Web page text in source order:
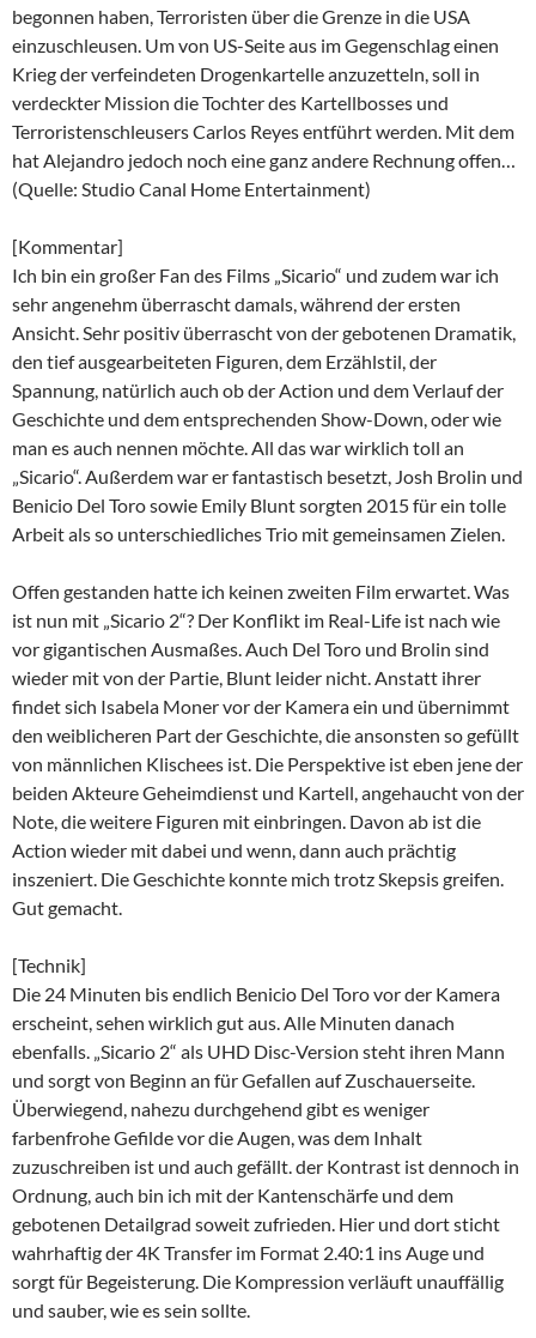
begonnen haben, Terroristen über die Grenze in die USA
einzuschleusen. Um von US-Seite aus im Gegenschlag einen
Krieg der verfeindeten Drogenkartelle anzuzetteln, soll in
verdeckter Mission die Tochter des Kartellbosses und
Terroristenschleusers Carlos Reyes entführt werden. Mit dem
hat Alejandro jedoch noch eine ganz andere Rechnung offen…
(Quelle: Studio Canal Home Entertainment)
[Kommentar]
Ich bin ein großer Fan des Films „Sicario“ und zudem war ich
sehr angenehm überrascht damals, während der ersten
Ansicht. Sehr positiv überrascht von der gebotenen Dramatik,
den tief ausgearbeiteten Figuren, dem Erzählstil, der
Spannung, natürlich auch ob der Action und dem Verlauf der
Geschichte und dem entsprechenden Show-Down, oder wie
man es auch nennen möchte. All das war wirklich toll an
„Sicario“. Außerdem war er fantastisch besetzt, Josh Brolin und
Benicio Del Toro sowie Emily Blunt sorgten 2015 für ein tolle
Arbeit als so unterschiedliches Trio mit gemeinsamen Zielen.
Offen gestanden hatte ich keinen zweiten Film erwartet. Was
ist nun mit „Sicario 2“? Der Konflikt im Real-Life ist nach wie
vor gigantischen Ausmaßes. Auch Del Toro und Brolin sind
wieder mit von der Partie, Blunt leider nicht. Anstatt ihrer
findet sich Isabela Moner vor der Kamera ein und übernimmt
den weiblicheren Part der Geschichte, die ansonsten so gefüllt
von männlichen Klischees ist. Die Perspektive ist eben jene der
beiden Akteure Geheimdienst und Kartell, angehaucht von der
Note, die weitere Figuren mit einbringen. Davon ab ist die
Action wieder mit dabei und wenn, dann auch prächtig
inszeniert. Die Geschichte konnte mich trotz Skepsis greifen.
Gut gemacht.
[Technik]
Die 24 Minuten bis endlich Benicio Del Toro vor der Kamera
erscheint, sehen wirklich gut aus. Alle Minuten danach
ebenfalls. „Sicario 2“ als UHD Disc-Version steht ihren Mann
und sorgt von Beginn an für Gefallen auf Zuschauerseite.
Überwiegend, nahezu durchgehend gibt es weniger
farbenfrohe Gefilde vor die Augen, was dem Inhalt
zuzuschreiben ist und auch gefällt. der Kontrast ist dennoch in
Ordnung, auch bin ich mit der Kantenschärfe und dem
gebotenen Detailgrad soweit zufrieden. Hier und dort sticht
wahrhaftig der 4K Transfer im Format 2.40:1 ins Auge und
sorgt für Begeisterung. Die Kompression verläuft unauffällig
und sauber, wie es sein sollte.